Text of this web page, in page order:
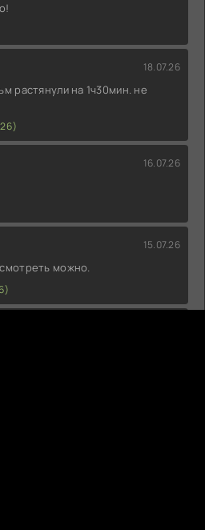
18.07.26
растянули на 1ч30мин. не
16.07.26
15.07.26
можно.